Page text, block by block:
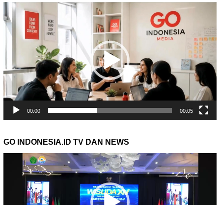
Pemutar
Video
00:00 00:05
GO INDONESIA.ID TV DAN NEWS
Pemutar